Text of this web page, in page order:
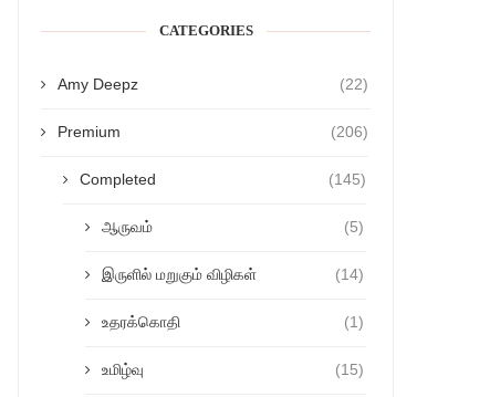
CATEGORIES
Amy Deepz (22)
Premium (206)
Completed (145)
ஆருவம் (5)
இருளில் மறுகும் விழிகள் (14)
உதரக்கொதி (1)
உமிழ்வு (15)